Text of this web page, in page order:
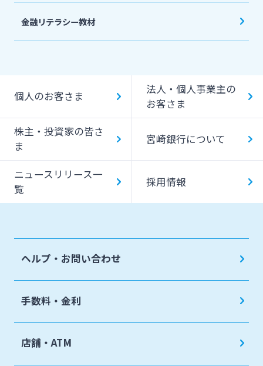
金融リテラシー教材
個人のお客さま
法人・個人事業主の
お客さま
株主・投資家の皆さ
ま
宮崎銀行について
ニュースリリース一
覧
採用情報
ヘルプ・お問い合わせ
手数料・金利
店舗・ATM